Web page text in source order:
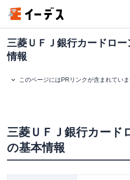
三菱ＵＦＪ銀行カードロ
情報
このページにはPRリンクが含まれてい
三菱ＵＦＪ銀行カード
の基本情報